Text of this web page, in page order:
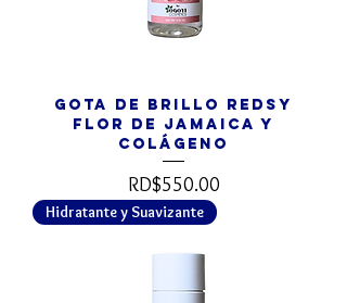
Gota de Brillo REDSY
Flor de Jamaica y
Colágeno
Precio
RD$550.00
Hidratante y Suavizante